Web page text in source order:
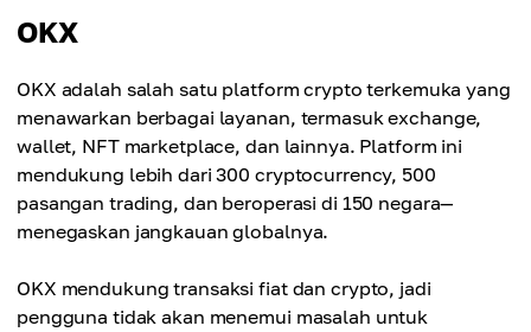
OKX
OKX adalah salah satu platform crypto terkemuka yang
menawarkan berbagai layanan, termasuk exchange,
wallet, NFT marketplace, dan lainnya. Platform ini
mendukung lebih dari 300 cryptocurrency, 500
pasangan trading, dan beroperasi di 150 negara—
menegaskan jangkauan globalnya.
OKX mendukung transaksi fiat dan crypto, jadi
pengguna tidak akan menemui masalah untuk